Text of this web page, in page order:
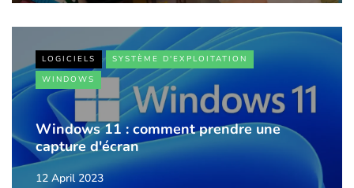
LOGICIELS
SYSTÈME D'EXPLOITATION
WINDOWS
Windows 11 : comment prendre une
capture d'écran
12 April 2023